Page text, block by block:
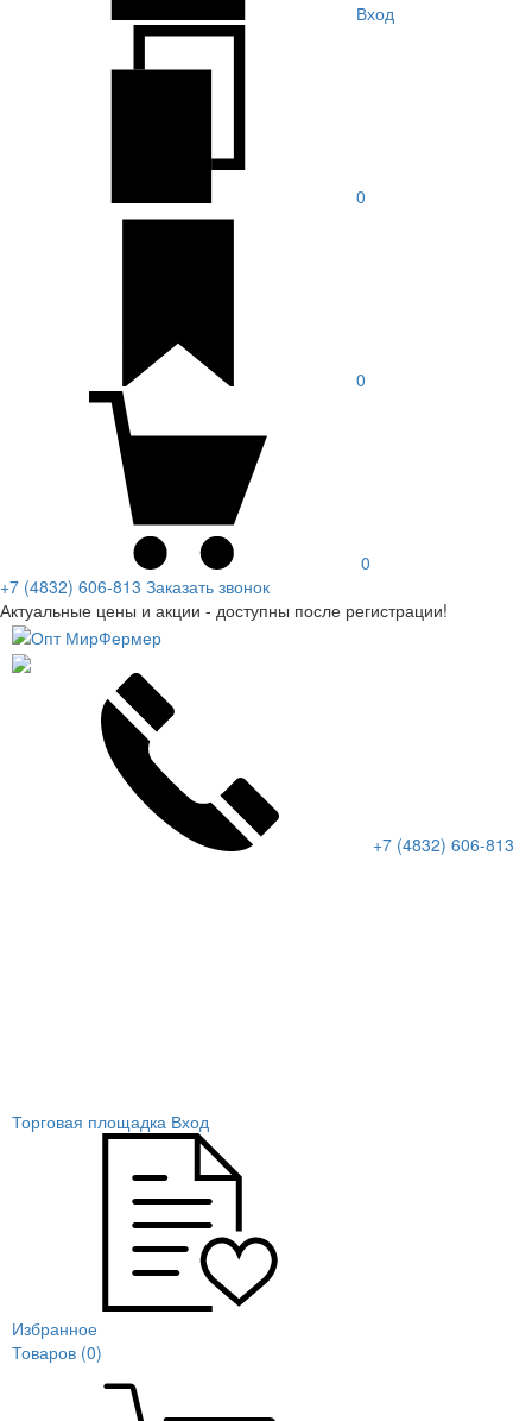
Вход
0
0
0
+7 (4832) 606-813 Заказать звонок
Актуальные цены и акции - доступны после регистрации!
+7 (4832) 606-813
Торговая площадка Вход
Избранное
Товаров (0)